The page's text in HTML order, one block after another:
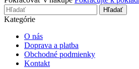
Hľadať
Kategórie
O nás
Doprava a platba
Obchodné podmienky
Kontakt